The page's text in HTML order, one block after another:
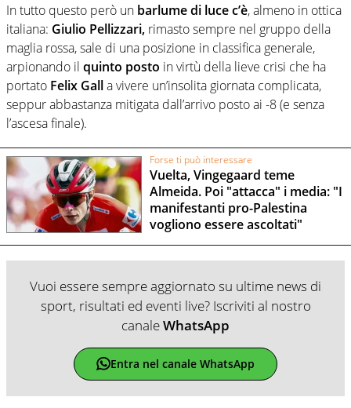
In tutto questo però un barlume di luce c’è, almeno in ottica
italiana: Giulio Pellizzari, rimasto sempre nel gruppo della
maglia rossa, sale di una posizione in classifica generale,
arpionando il quinto posto in virtù della lieve crisi che ha
portato Felix Galla vivere un’insolita giornata complicata,
seppur abbastanza mitigata dall’arrivo posto ai -8 (e senza
l’ascesa finale).
Forse ti può interessare
Vuelta, Vingegaard teme
Almeida. Poi "attacca" i media: "I
manifestanti pro-Palestina
vogliono essere ascoltati"
Vuoi essere sempre aggiornato su ultime news di
sport, risultati ed eventi live? Iscriviti al nostro
canaleWhatsApp
Entra nel canale WhatsApp